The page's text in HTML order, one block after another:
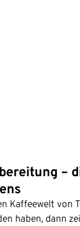
–
Kaffeewelt von
haben, dann